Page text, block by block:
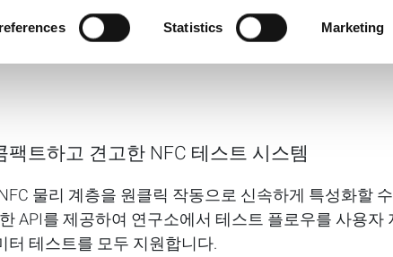
Statistics Marketing
View
트하고 견고한 NFC 테스트 시스템
물리 계층을 원클릭 작동으로 신속하게 특성화할
API를 제공하여 연구소에서 테스트 플로우를 사용자
터 테스트를 모두 지원합니다.